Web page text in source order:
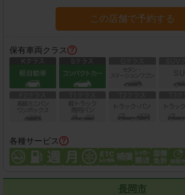
この店舗で予約する
保有車両クラス
各種サービス
長岡市